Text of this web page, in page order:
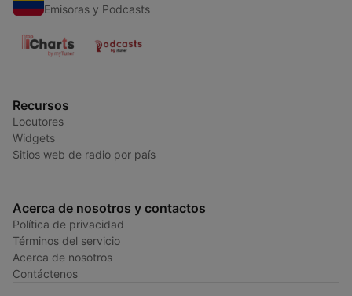
Emisoras y Podcasts
Recursos
Locutores
Widgets
Sitios web de radio por país
Acerca de nosotros y contactos
Política de privacidad
Términos del servicio
Acerca de nosotros
Contáctenos